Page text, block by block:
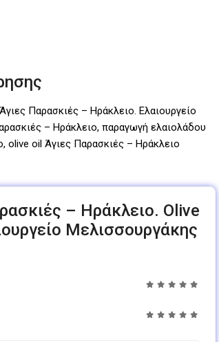
Παρασκιές – Ηράκλειο. Ελαιουργείο
– Ηράκλειο, παραγωγή ελαιολάδου
olive oil Άγιες Παρασκιές – Ηράκλειο
– Ηράκλειο. Olive
Μελισσουργάκης